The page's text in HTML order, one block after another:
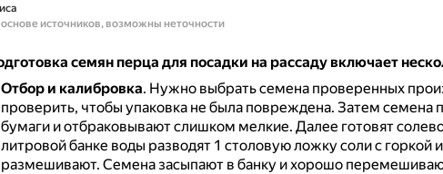
источников, возможны неточности
семян перца для посадки на рассаду включает
Отбор и калибровка. Нужно выбрать семена проверенных
проверить, чтобы упаковка не была повреждена. Затем семена
бумаги и отбраковывают слишком мелкие. Далее готовят
литровой банке воды разводят 1 столовую ложку соли с горкой
размешивают. Семена засыпают в банку и хорошо